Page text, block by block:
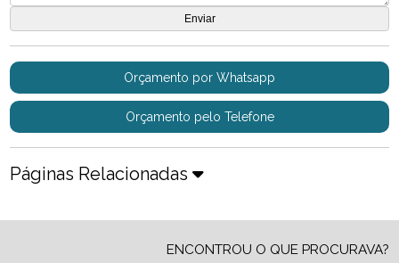
Orçamento por Whatsapp
Orçamento pelo Telefone
Páginas Relacionadas
ENCONTROU O QUE PROCURAVA?